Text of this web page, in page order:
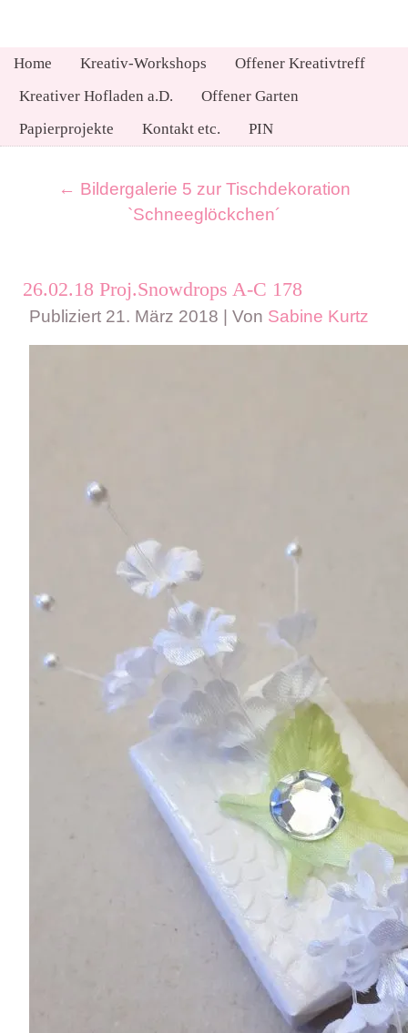
Home Kreativ-Workshops
Offener Kreativtreff
Kreativer Hofladen a.D.
Offener Garten
Papierprojekte
Kontakt etc. PIN
← Bildergalerie 5 zur Tischdekoration
`Schneeglöckchen´
26.02.18 Proj.Snowdrops A-C 178
Publiziert 21. März 2018 Von Sabine Kurtz